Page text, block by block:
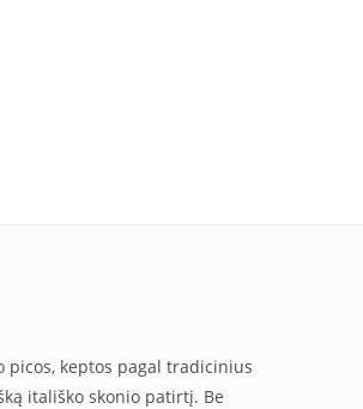
keptos pagal tradicinius
itališko skonio patirtį. Be